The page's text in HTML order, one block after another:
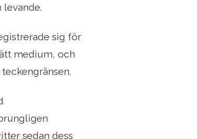
sig för
medium, och
sedan dess